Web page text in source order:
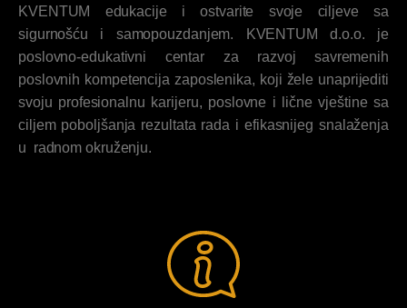
KVENTUM edukacije i ostvarite svoje ciljeve sa
sigurnošću i samopouzdanjem. KVENTUM d.o.o. je
poslovno-edukativni centar za razvoj savremenih
poslovnih kompetencija zaposlenika, koji žele unaprijediti
svoju profesionalnu karijeru, poslovne i lične vještine sa
ciljem poboljšanja rezultata rada i efikasnijeg snalaženja
u radnom okruženju.